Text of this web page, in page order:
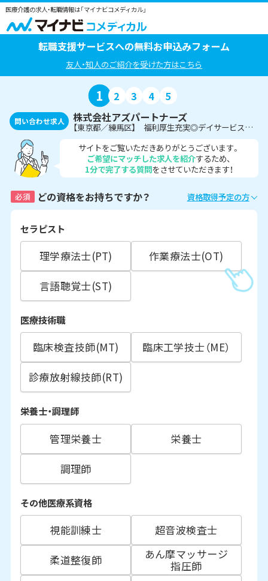
医療介護の求人・転職情報は「マイナビコメディカル」
転職支援サービスへの無料お申込みフォーム
友人・知人のご紹介を受けた方はこちら
1 2 3 4 5
問い合わせ求人 株式会社アズパートナーズ
【東京都／練馬区】 福利厚生充実◎デイサービスでの機能訓練指導員募集！
サイトをご覧いただきありがとうございます。
ご希望にマッチした求人を紹介するため、
1分で完了する質問をさせていただきます！
必須 どの資格をお持ちですか？ 資格取得予定の方
セラピスト
理学療法士(PT)
作業療法士(OT)
言語聴覚士(ST)
医療技術職
臨床検査技師(MT)
臨床工学技士（ME）
診療放射線技師(RT)
栄養士・調理師
管理栄養士
栄養士
調理師
その他医療系資格
視能訓練士
超音波検査士
柔道整復師
あん摩マッサージ
指圧師